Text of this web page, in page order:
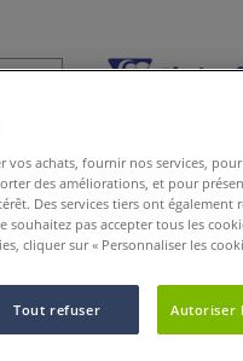
Papier
vergée)
Grammage du
Format : 50 x 65
Toute la gamme
Plus
achats, fournir nos services,
des améliorations, et pour
Des services tiers ont également
pas accepter tous les
cliquer sur « Personnaliser les
Tout refuser Autoriser